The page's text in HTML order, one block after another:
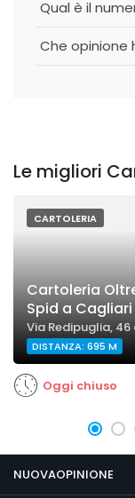
Qual è il
Che opinione
Le migliori
CARTOLERIA
Cartoleria
Spid a Cagliari
Via Redipuglia,
DISTANZA: 695 M
Oggi chiuso
NUOVAOPINIONE